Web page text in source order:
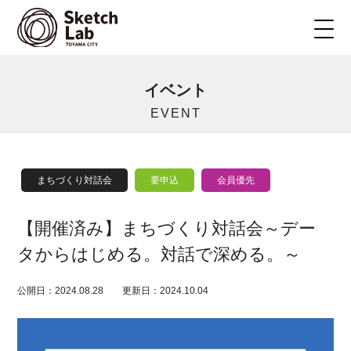
イベント
EVENT
【開催済み】まちづくり対話会～デー
タからはじめる。対話で深める。～
公開日：2024.08.28 更新日：2024.10.04
まちづくり対話会 要申込 会員優先